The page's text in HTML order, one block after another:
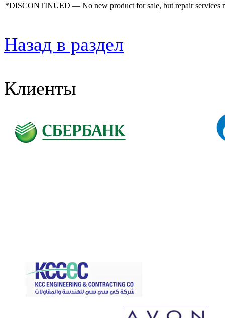
*DISCONTINUED — No new product for sale, but repair services
Назад в раздел
Клиенты